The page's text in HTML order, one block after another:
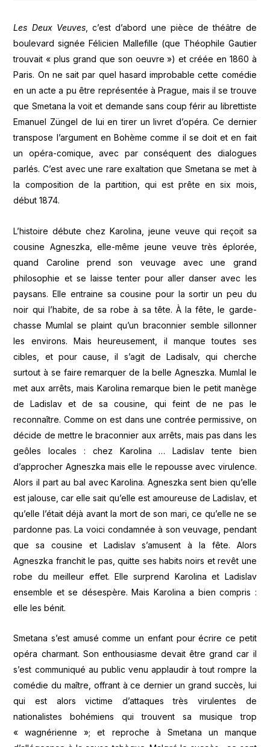
Les Deux Veuves, c’est d’abord une pièce de théâtre de
boulevard signée Félicien Mallefille (que Théophile Gautier
trouvait « plus grand que son oeuvre ») et créée en 1860 à
Paris. On ne sait par quel hasard improbable cette comédie
en un acte a pu être représentée à Prague, mais il se trouve
que Smetana la voit et demande sans coup férir au librettiste
Emanuel Züngel de lui en tirer un livret d’opéra. Ce dernier
transpose l’argument en Bohème comme il se doit et en fait
un opéra-comique, avec par conséquent des dialogues
parlés. C’est avec une rare exaltation que Smetana se met à
la composition de la partition, qui est prête en six mois,
début 1874.
L’histoire débute chez Karolina, jeune veuve qui reçoit sa
cousine Agneszka, elle-même jeune veuve très éplorée,
quand Caroline prend son veuvage avec une grand
philosophie et se laisse tenter pour aller danser avec les
paysans. Elle entraine sa cousine pour la sortir un peu du
noir qui l’habite, de sa robe à sa tête. À la fête, le garde-
chasse Mumlal se plaint qu’un braconnier semble sillonner
les environs. Mais heureusement, il manque toutes ses
cibles, et pour cause, il s’agit de Ladisalv, qui cherche
surtout à se faire remarquer de la belle Agneszka. Mumlal le
met aux arrêts, mais Karolina remarque bien le petit manège
de Ladislav et de sa cousine, qui feint de ne pas le
reconnaître. Comme on est dans une contrée permissive, on
décide de mettre le braconnier aux arrêts, mais pas dans les
geôles locales : chez Karolina … Ladislav tente bien
d’approcher Agneszka mais elle le repousse avec virulence.
Alors il part au bal avec Karolina. Agneszka sent bien qu’elle
est jalouse, car elle sait qu’elle est amoureuse de Ladislav, et
qu’elle l’était déjà avant la mort de son mari, ce qu’elle ne se
pardonne pas. La voici condamnée à son veuvage, pendant
que sa cousine et Ladislav s’amusent à la fête. Alors
Agneszka franchit le pas, quitte ses habits noirs et revêt une
robe du meilleur effet. Elle surprend Karolina et Ladislav
ensemble et se désespère. Mais Karolina a bien compris :
elle les bénit.
Smetana s’est amusé comme un enfant pour écrire ce petit
opéra charmant. Son enthousiasme devait être grand car il
s’est communiqué au public venu applaudir à tout rompre la
comédie du maître, offrant à ce dernier un grand succès, lui
qui est alors victime d’attaques très virulentes de
nationalistes bohémiens qui trouvent sa musique trop
« wagnérienne »; et reproche à Smetana un manque